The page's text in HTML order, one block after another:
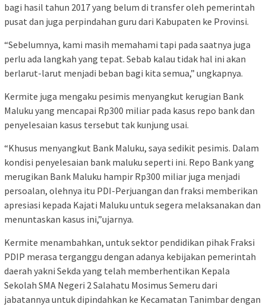
bagi hasil tahun 2017 yang belum di transfer oleh pemerintah
pusat dan juga perpindahan guru dari Kabupaten ke Provinsi.
“Sebelumnya, kami masih memahami tapi pada saatnya juga
perlu ada langkah yang tepat. Sebab kalau tidak hal ini akan
berlarut-larut menjadi beban bagi kita semua,” ungkapnya.
Kermite juga mengaku pesimis menyangkut kerugian Bank
Maluku yang mencapai Rp300 miliar pada kasus repo bank dan
penyelesaian kasus tersebut tak kunjung usai.
“Khusus menyangkut Bank Maluku, saya sedikit pesimis. Dalam
kondisi penyelesaian bank maluku seperti ini. Repo Bank yang
merugikan Bank Maluku hampir Rp300 miliar juga menjadi
persoalan, olehnya itu PDI-Perjuangan dan fraksi memberikan
apresiasi kepada Kajati Maluku untuk segera melaksanakan dan
menuntaskan kasus ini,”ujarnya.
Kermite menambahkan, untuk sektor pendidikan pihak Fraksi
PDIP merasa terganggu dengan adanya kebijakan pemerintah
daerah yakni Sekda yang telah memberhentikan Kepala
Sekolah SMA Negeri 2 Salahatu Mosimus Semeru dari
jabatannya untuk dipindahkan ke Kecamatan Tanimbar dengan